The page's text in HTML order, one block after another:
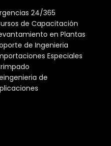
y unidireccionales.
24/365
de Capacitación
en Plantas
de Ingenieria
Especiales
de